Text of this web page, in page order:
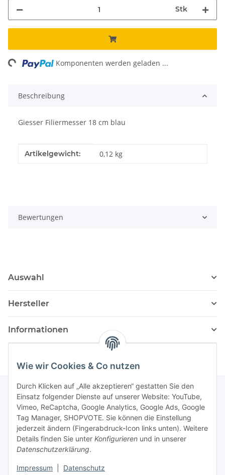
Wie wir Cookies & Co nutzen
Durch Klicken auf „Alle akzeptieren“ gestatten Sie den
Einsatz folgender Dienste auf unserer Website: YouTube,
Vimeo, ReCaptcha, Google Analytics, Google Ads, Google
Tag Manager, SHOPVOTE. Sie können die Einstellung
jederzeit ändern (Fingerabdruck-Icon links unten). Weitere
Details finden Sie unter Konfigurieren und in unserer
Datenschutzerklärung.
Impressum Datenschutz
Stk
Komponenten werden geladen ...
Beschreibung
Giesser Filiermesser 18 cm blau
Produkteigenschaft
Wert
Artikelgewicht: 0,12 kg
Bewertungen
Auswahl
Hersteller
Informationen
Newsletter Abonnieren
Bitte senden Sie mir entsprechend Ihrer
Datenschutzerklärung
regelmäßig und jederzeit widerruflich
Informationen zu Ihrem Produktsortiment per E-Mail zu.